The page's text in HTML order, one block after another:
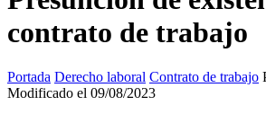
contrato de trabajo
Portada Derecho laboral Contrato de trabajo
Modificado el 09/08/2023